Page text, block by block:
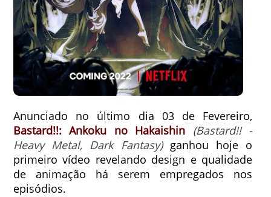
Anunciado no último dia 03 de Fevereiro,
Bastard!!: Ankoku no Hakaishin (Bastard!! -
Heavy Metal, Dark Fantasy)ganhou hoje o
primeiro vídeo revelando design e qualidade
de animação há serem empregados nos
episódios.